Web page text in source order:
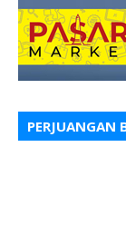
PERJUANGAN